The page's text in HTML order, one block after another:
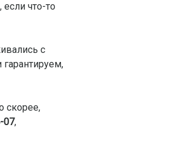
что-то
с
скорее,
07,